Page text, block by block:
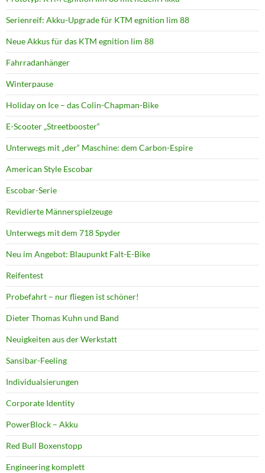
Serienreif: Akku-Upgrade für KTM egnition lim 88
Neue Akkus für das KTM egnition lim 88
Fahrradanhänger
Winterpause
Holiday on Ice – das Colin-Chapman-Bike
E-Scooter „Streetbooster“
Unterwegs mit „der“ Maschine: dem Carbon-Espire
American Style Escobar
Escobar-Serie
Revidierte Männerspielzeuge
Unterwegs mit dem 718 Spyder
Neu im Angebot: Blaupunkt Falt-E-Bike
Reifentest
Probefahrt – nur fliegen ist schöner!
Dieter Thomas Kuhn und Band
Neuigkeiten aus der Werkstatt
Sansibar-Feeling
Individualsierungen
Corporate Identity
PowerBlock – Akku
Red Bull Boxenstopp
Engineering komplett